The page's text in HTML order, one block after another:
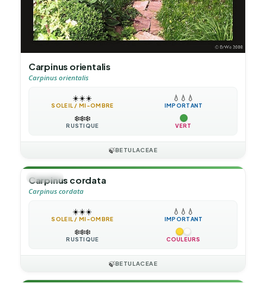
Carpinus orientalis
Carpinus orientalis
☀️☀️☀️
SOLEIL / MI-OMBRE
💧 💧 💧
IMPORTANT
❄️❄️❄️
RUSTIQUE VERT
🍃BETULACEAE
🌳ARBRE
Carpinus cordata
Carpinus cordata
☀️☀️☀️
SOLEIL / MI-OMBRE
💧 💧 💧
IMPORTANT
❄️❄️❄️
RUSTIQUE COULEURS
🍃BETULACEAE